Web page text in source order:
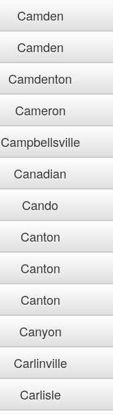
Camden
Camden
Camdenton
Cameron
Campbellsville
Canadian
Cando
Canton
Canton
Canton
Canyon
Carlinville
Carlisle